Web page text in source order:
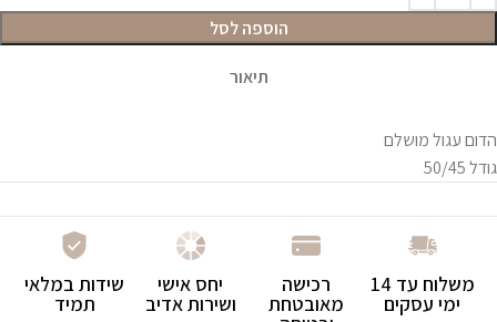
הוספה לסל
תיאור
הדום עגול מושלם
גודל 50/45
משלוח עד 14
ימי עסקים
רכישה
מאובטחת
יחס אישי
ושירות אדיב
שידות במלאי
תמיד